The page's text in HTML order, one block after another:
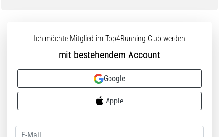
Agilität
Richtungswechsel.
wird
korrekt
Ich möchte Mitglied im Top4Running Club werden
mit bestehendem Account
Google
Apple